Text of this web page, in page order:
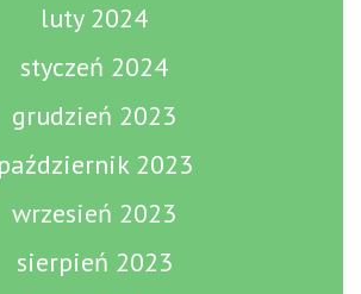
luty 2024
styczeń 2024
grudzień 2023
październik 2023
wrzesień 2023
sierpień 2023